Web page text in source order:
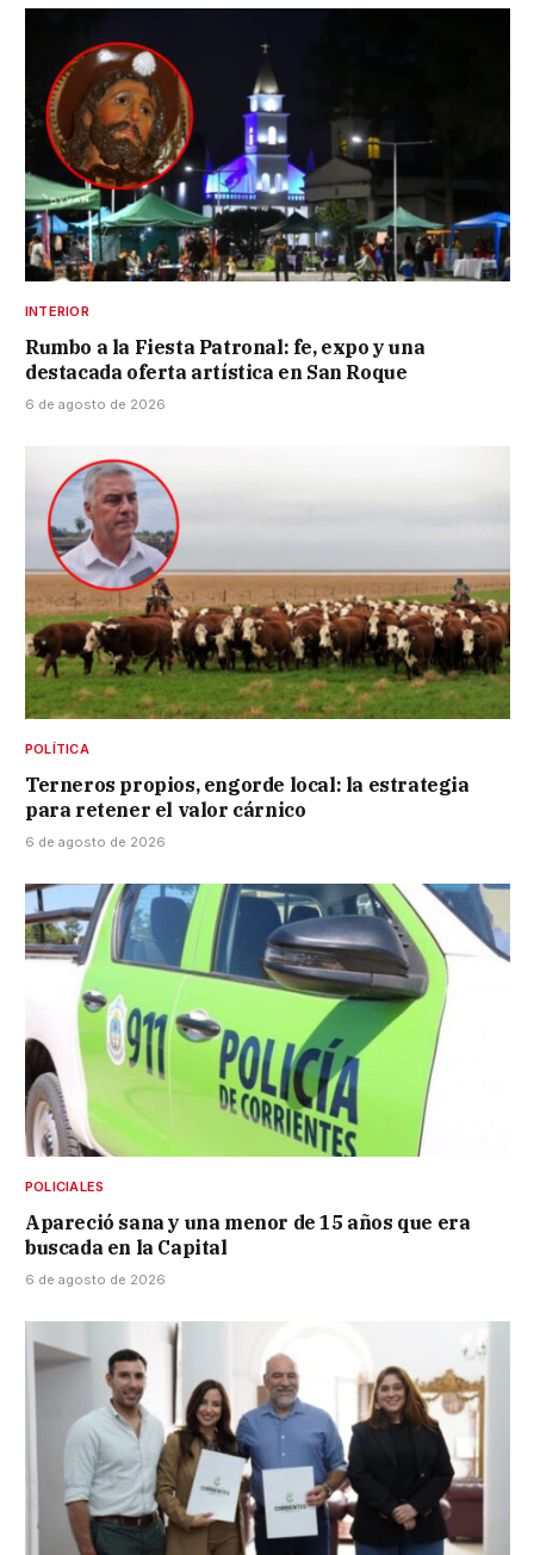
INTERIOR
Rumbo a la Fiesta Patronal: fe, expo y una
destacada oferta artística en San Roque
6 de agosto de 2026
POLÍTICA
Terneros propios, engorde local: la estrategia
para retener el valor cárnico
6 de agosto de 2026
POLICIALES
Apareció sana y una menor de 15 años que era
buscada en la Capital
6 de agosto de 2026